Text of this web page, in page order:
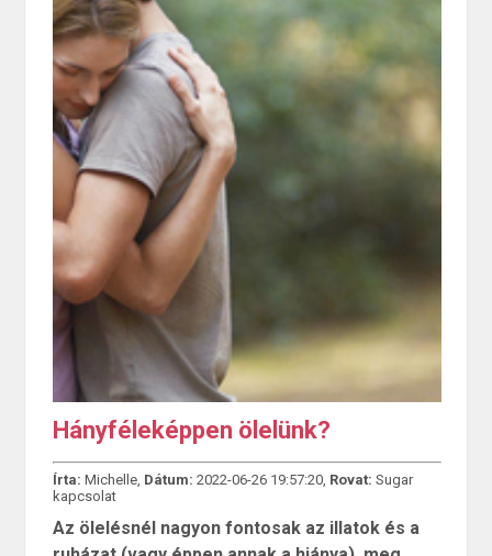
Hányféleképpen ölelünk?
Írta: Michelle, Dátum: 2022-06-26 19:57:20, Rovat: Sugar
kapcsolat
Az ölelésnél nagyon fontosak az illatok és a